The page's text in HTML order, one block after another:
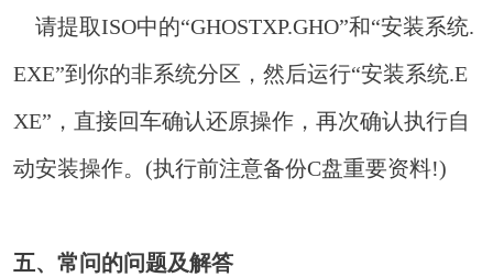
请提取ISO中的“GHOSTXP.GHO”和“安装系统.
EXE”到你的非系统分区，然后运行“安装系统.E
XE”，直接回车确认还原操作，再次确认执行自
动安装操作。(执行前注意备份C盘重要资料!)
五、常问的问题及解答